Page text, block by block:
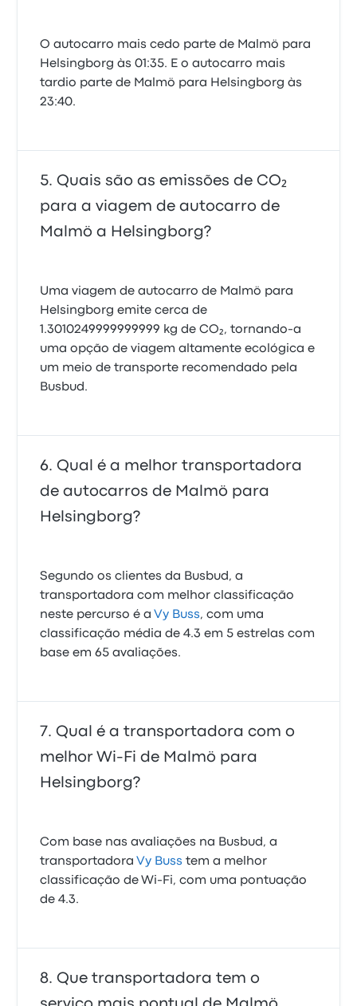
O autocarro mais cedo parte de Malmö para
Helsingborg às 01:35. E o autocarro mais
tardio parte de Malmö para Helsingborg às
23:40.
Quais são as emissões de CO₂
para a viagem de autocarro de
Malmö a Helsingborg?
Uma viagem de autocarro de Malmö para
Helsingborg emite cerca de
1.3010249999999999 kg de CO₂, tornando-a
uma opção de viagem altamente ecológica e
um meio de transporte recomendado pela
Busbud.
Qual é a melhor transportadora
de autocarros de Malmö para
Helsingborg?
Segundo os clientes da Busbud, a
transportadora com melhor classificação
neste percurso é a Vy Buss, com uma
classificação média de 4.3 em 5 estrelas com
base em 65 avaliações.
Qual é a transportadora com o
melhor Wi-Fi de Malmö para
Helsingborg?
Com base nas avaliações na Busbud, a
transportadora Vy Buss tem a melhor
classificação de Wi‑Fi, com uma pontuação
de 4.3.
Que transportadora tem o